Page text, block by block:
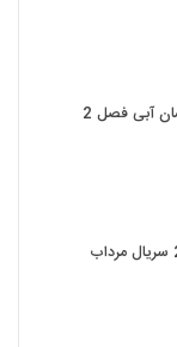
دانلود سریال نیسان آبی فصل 2